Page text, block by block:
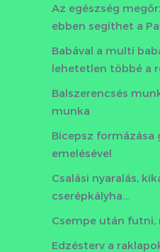
Az egészség
ebben segíthet a
Babával a multi
lehetetlen többé a
Balszerencsés
munka
Bicepsz formázása
emelésével
Csalási nyaralás,
cserépkályha…
Csempe után
Edzésterv a